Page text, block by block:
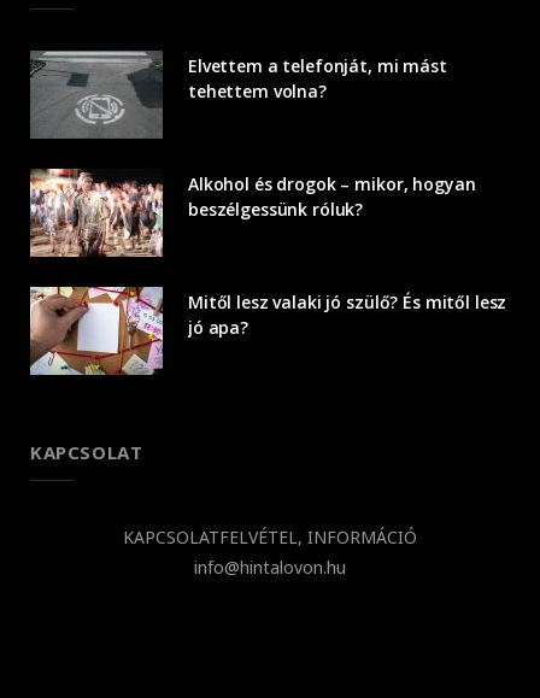
Elvettem a telefonját, mi mást
tehettem volna?
Alkohol és drogok – mikor, hogyan
beszélgessünk róluk?
Mitől lesz valaki jó szülő? És mitől lesz
jó apa?
KAPCSOLAT
KAPCSOLATFELVÉTEL, INFORMÁCIÓ
info@hintalovon.hu